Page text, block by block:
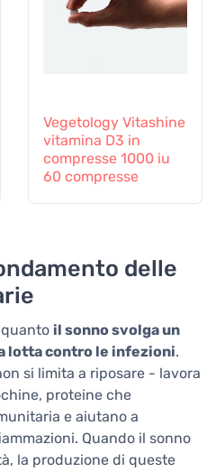
Vegetology Vitashine
vitamina D3 in
compresse 1000 iu
60 compresse
delle
il sonno svolga un
lotta contro le infezioni.
si limita a riposare - lavora
proteine che
e aiutano a
Quando il sonno
la produzione di queste